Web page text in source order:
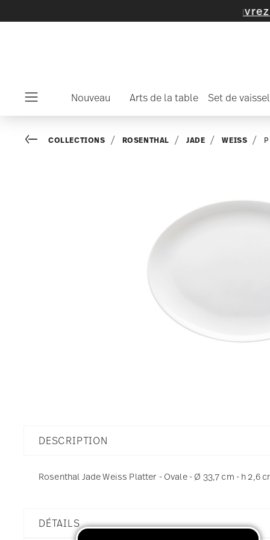
découvrez
Nouveau Arts de la table Set de
Go backCOLLECTIONS ROSENTHAL JADE WEISS
DESCRIPTION
Rosenthal Jade Weiss Platter - Ovale - Ø 33,7 cm - h 2,6
DÉTAILS